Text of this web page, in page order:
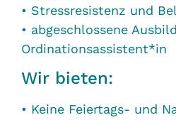
• Stressresistenz und
• abgeschlossene
Ordinationsassistent*in
Wir bieten:
• Keine Feiertags- und